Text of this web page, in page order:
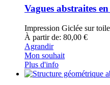
Vagues abstraites
Impression Giclée sur toile
À partir de: 80,00 €
Agrandir
Mon souhait
Plus d'info